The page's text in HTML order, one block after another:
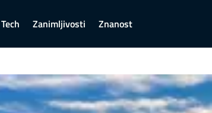
Tech Zanimljivosti Znanost